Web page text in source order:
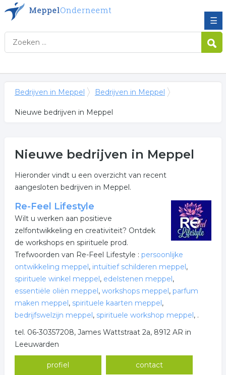
☰
Bedrijven in Meppel Bedrijven in Meppel
Nieuwe bedrijven in Meppel
Nieuwe bedrijven in Meppel
Hieronder vindt u een overzicht van recent
aangesloten bedrijven in Meppel.
Re-Feel Lifestyle
Wilt u werken aan positieve
zelfontwikkeling en creativiteit? Ontdek
de workshops en spirituele prod.
Trefwoorden van Re-Feel Lifestyle : persoonlijke
ontwikkeling meppel, intuïtief schilderen meppel,
spirituele winkel meppel, edelstenen meppel,
essentiële oliën meppel, workshops meppel, parfum
maken meppel, spirituele kaarten meppel,
bedrijfswelzijn meppel, spirituele workshop meppel, .
tel. 06-30357208, James Wattstraat 2a, 8912 AR in
Leeuwarden
profiel contact